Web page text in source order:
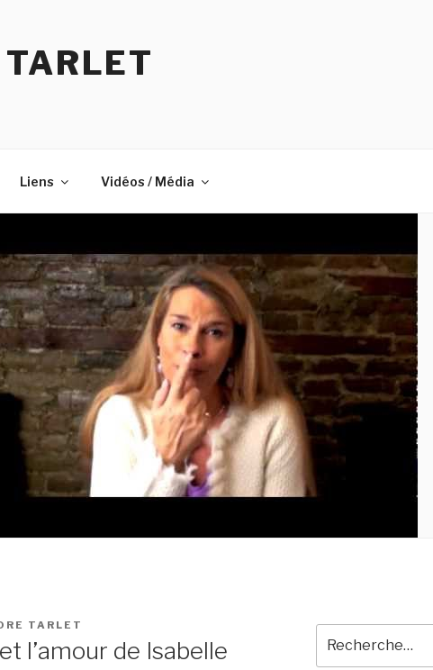
Liens Vidéos / Média
TARLET
l’amour de Isabelle
pour